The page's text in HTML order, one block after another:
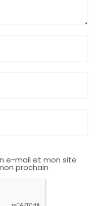
e-mail et mon site
prochain